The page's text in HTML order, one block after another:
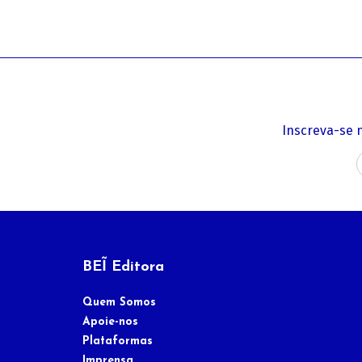
Inscreva-se
BEĨ Editora
Quem Somos
Apoie-nos
Plataformas